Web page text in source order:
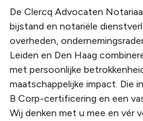
De Clercq Advocaten
bijstand en notariële
overheden,
Leiden en Den Haag
met persoonlijke
maatschappelijke impact. Die
B Corp-certificering en een
Wij denken met u mee en vér